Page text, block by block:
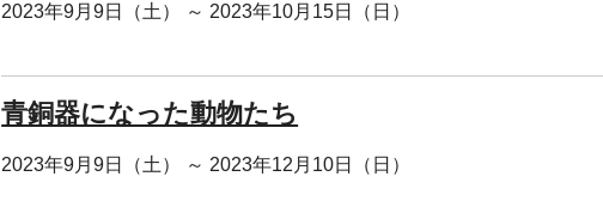
2023年9月9日（土） ～ 2023年10月15日（日）
青銅器になった動物たち
2023年9月9日（土） ～ 2023年12月10日（日）